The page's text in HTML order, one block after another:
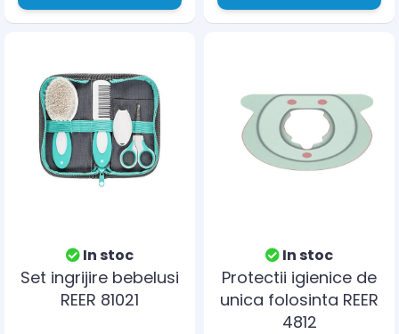
In stoc
Set ingrijire bebelusi
REER 81021
In stoc
Protectii igienice de
unica folosinta REER
4812